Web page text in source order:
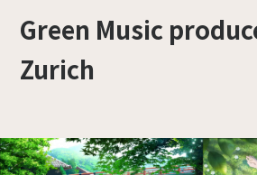
Green Music
Zurich